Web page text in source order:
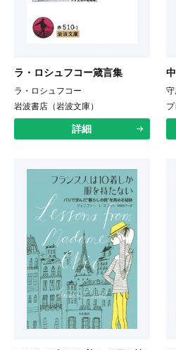
ラ・ロシュフコー箴言集
ラ・ロシュフコー
岩波書店（岩波文庫）
詳細
守